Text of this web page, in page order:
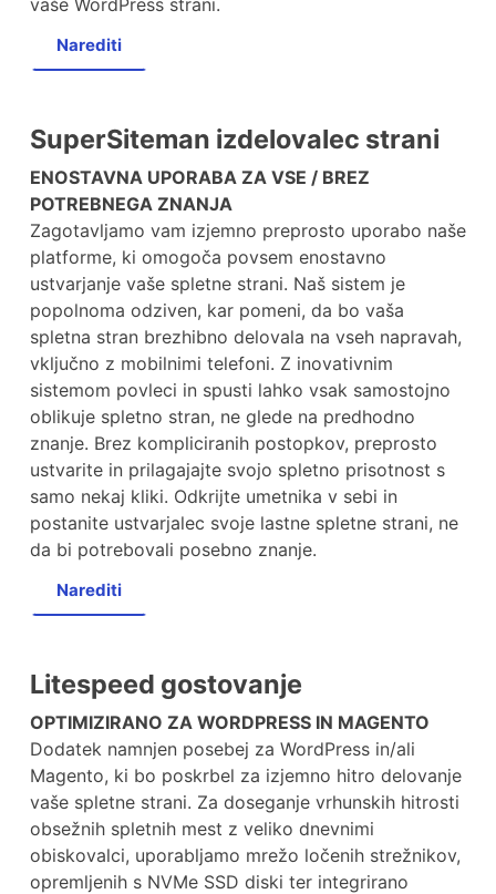
Narediti
SuperSiteman izdelovalec strani
ENOSTAVNA UPORABA ZA VSE / BREZ
POTREBNEGA ZNANJA
Zagotavljamo vam izjemno preprosto uporabo naše
platforme, ki omogoča povsem enostavno
ustvarjanje vaše spletne strani. Naš sistem je
popolnoma odziven, kar pomeni, da bo vaša
spletna stran brezhibno delovala na vseh napravah,
vključno z mobilnimi telefoni. Z inovativnim
sistemom povleci in spusti lahko vsak samostojno
oblikuje spletno stran, ne glede na predhodno
znanje. Brez kompliciranih postopkov, preprosto
ustvarite in prilagajajte svojo spletno prisotnost s
samo nekaj kliki. Odkrijte umetnika v sebi in
postanite ustvarjalec svoje lastne spletne strani, ne
da bi potrebovali posebno znanje.
Narediti
Litespeed gostovanje
OPTIMIZIRANO ZA WORDPRESS IN MAGENTO
Dodatek namnjen posebej za WordPress in/ali
Magento, ki bo poskrbel za izjemno hitro delovanje
vaše spletne strani. Za doseganje vrhunskih hitrosti
obsežnih spletnih mest z veliko dnevnimi
obiskovalci, uporabljamo mrežo ločenih strežnikov,
opremljenih s NVMe SSD diski ter integrirano